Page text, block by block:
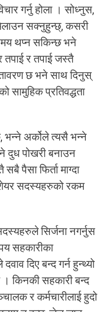
गर्नु होला । सोध्नुस,
सक्नुहुन्छ्, कसरी
थप्न सकिन्छ भने
र तपाई जस्तै
छ भने साथ दिनुस्
सामुहिक प्रतिवद्धता
भन्ने अर्कोले त्यसै भन्ने
दुध पोखरी बनाउन
पैसा फिर्ता माग्दा
सदस्यहरुको रकम
सिर्जना नगर्नुस
सहकारीका
दिए बन्द गर्न हुन्थ्यो
किनकी सहकारी बन्द
र कर्मचारीलाई हुदो